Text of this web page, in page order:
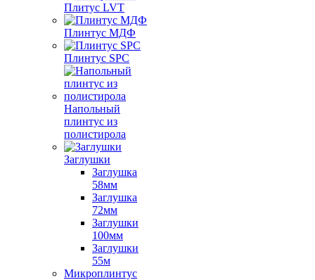
Плитус LVT
Плинтус МДФ
Плинтус SPC
Напольный
плинтус из
полистирола
Заглушки
Заглушка
58мм
Заглушка
72мм
Заглушки
100мм
Заглушки
55м
Микроплинтус